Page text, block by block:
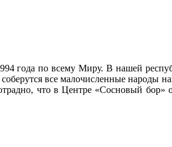
года по всему Миру. В нашей
все малочисленные
что в Центре «Сосновый бор»